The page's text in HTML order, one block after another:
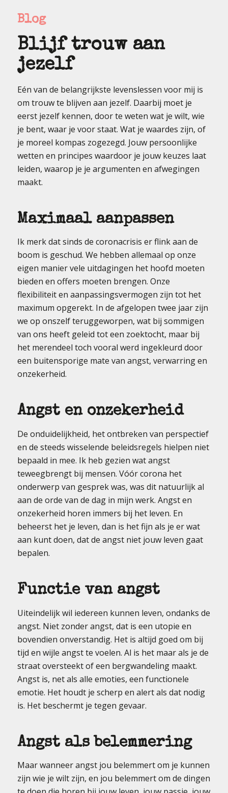
Blog
Blijf trouw aan
jezelf
Eén van de belangrijkste levenslessen voor mij is
om trouw te blijven aan jezelf. Daarbij moet je
eerst jezelf kennen, door te weten wat je wilt, wie
je bent, waar je voor staat. Wat je waardes zijn, of
je moreel kompas zogezegd. Jouw persoonlijke
wetten en principes waardoor je jouw keuzes laat
leiden, waarop je je argumenten en afwegingen
maakt.
Maximaal aanpassen
Ik merk dat sinds de coronacrisis er flink aan de
boom is geschud. We hebben allemaal op onze
eigen manier vele uitdagingen het hoofd moeten
bieden en offers moeten brengen. Onze
flexibiliteit en aanpassingsvermogen zijn tot het
maximum opgerekt. In de afgelopen twee jaar zijn
we op onszelf teruggeworpen, wat bij sommigen
van ons heeft geleid tot een zoektocht, maar bij
het merendeel toch vooral werd ingekleurd door
een buitensporige mate van angst, verwarring en
onzekerheid.
Angst en onzekerheid
De onduidelijkheid, het ontbreken van perspectief
en de steeds wisselende beleidsregels hielpen niet
bepaald in mee. Ik heb gezien wat angst
teweegbrengt bij mensen. Vóór corona het
onderwerp van gesprek was, was dit natuurlijk al
aan de orde van de dag in mijn werk. Angst en
onzekerheid horen immers bij het leven. En
beheerst het je leven, dan is het fijn als je er wat
aan kunt doen, dat de angst niet jouw leven gaat
bepalen.
Functie van angst
Uiteindelijk wil iedereen kunnen leven, ondanks de
angst. Niet zonder angst, dat is een utopie en
bovendien onverstandig. Het is altijd goed om bij
tijd en wijle angst te voelen. Al is het maar als je de
straat oversteekt of een bergwandeling maakt.
Angst is, net als alle emoties, een functionele
emotie. Het houdt je scherp en alert als dat nodig
is. Het beschermt je tegen gevaar.
Angst als belemmering
Maar wanneer angst jou belemmert om je kunnen
zijn wie je wilt zijn, en jou belemmert om de dingen